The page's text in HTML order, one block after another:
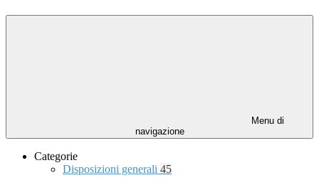
Menu di
navigazione
Categorie
Disposizioni generali 45